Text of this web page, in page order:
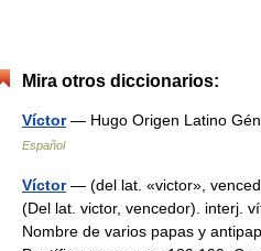
Mira otros diccionarios:
Víctor— Hugo Origen Latino
Español
Víctor— (del lat. «victor»,
(Del lat. victor, vencedor). interj.
Nombre de varios papas y